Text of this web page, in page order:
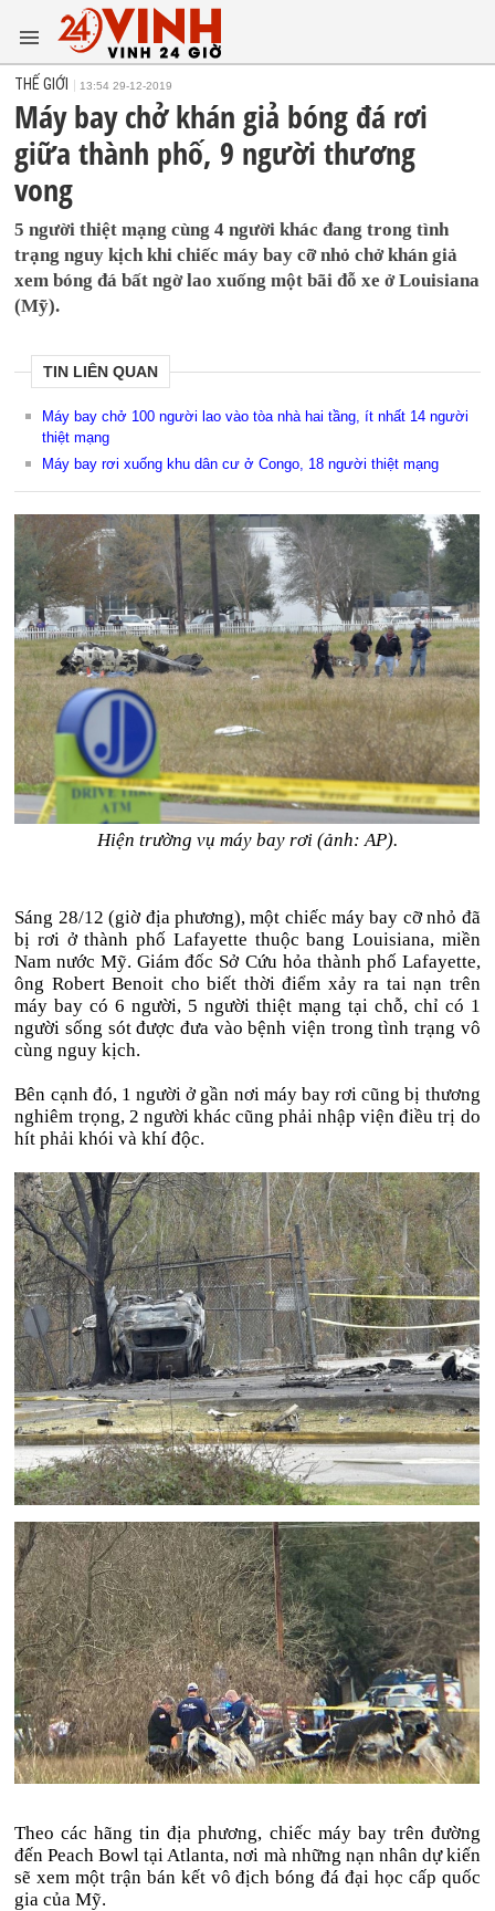
THẾ GIỚI 13:54 29-12-2019
Máy bay chở khán giả bóng đá rơi
giữa thành phố, 9 người thương
vong
5 người thiệt mạng cùng 4 người khác đang trong tình
trạng nguy kịch khi chiếc máy bay cỡ nhỏ chở khán giả
xem bóng đá bất ngờ lao xuống một bãi đỗ xe ở Louisiana
(Mỹ).
TIN LIÊN QUAN
Máy bay chở 100 người lao vào tòa nhà hai tầng, ít nhất 14 người
thiệt mạng
Máy bay rơi xuống khu dân cư ở Congo, 18 người thiệt mạng
Hiện trường vụ máy bay rơi (ảnh: AP).
Sáng 28/12 (giờ địa phương), một chiếc máy bay cỡ nhỏ đã
bị rơi ở thành phố Lafayette thuộc bang Louisiana, miền
Nam nước Mỹ. Giám đốc Sở Cứu hỏa thành phố Lafayette,
ông Robert Benoit cho biết thời điểm xảy ra tai nạn trên
máy bay có 6 người, 5 người thiệt mạng tại chỗ, chỉ có 1
người sống sót được đưa vào bệnh viện trong tình trạng vô
cùng nguy kịch.
Bên cạnh đó, 1 người ở gần nơi máy bay rơi cũng bị thương
nghiêm trọng, 2 người khác cũng phải nhập viện điều trị do
hít phải khói và khí độc.
Theo các hãng tin địa phương, chiếc máy bay trên đường
đến Peach Bowl tại Atlanta, nơi mà những nạn nhân dự kiến
sẽ xem một trận bán kết vô địch bóng đá đại học cấp quốc
gia của Mỹ.